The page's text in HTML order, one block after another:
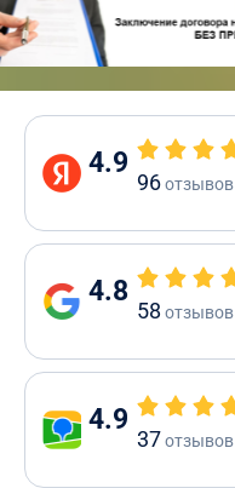
4.9
96отзывов
4.8
58 отзывов
4.9
37отзывов